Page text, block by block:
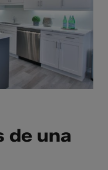
de una